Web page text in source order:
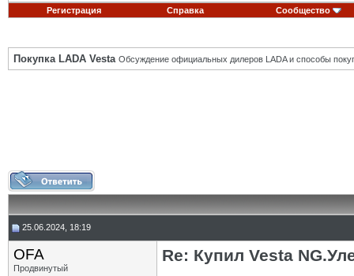
Регистрация Справка Сообщество
Покупка LADA Vesta Обсуждение официальных дилеров LADA и способы
25.06.2024, 18:19
OFA
Продвинутый
Re: Купил Vesta